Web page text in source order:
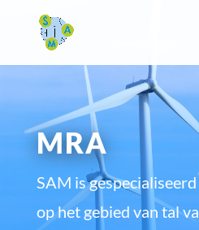
MRA
SAM is
op het gebied van tal